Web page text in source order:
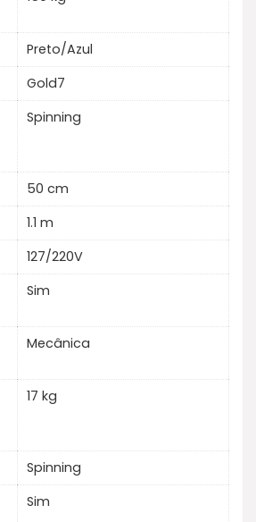
Preto/Azul
Gold7
Spinning
50 cm
1.1 m
127/220V
Sim
Mecânica
17 kg
Spinning
Sim